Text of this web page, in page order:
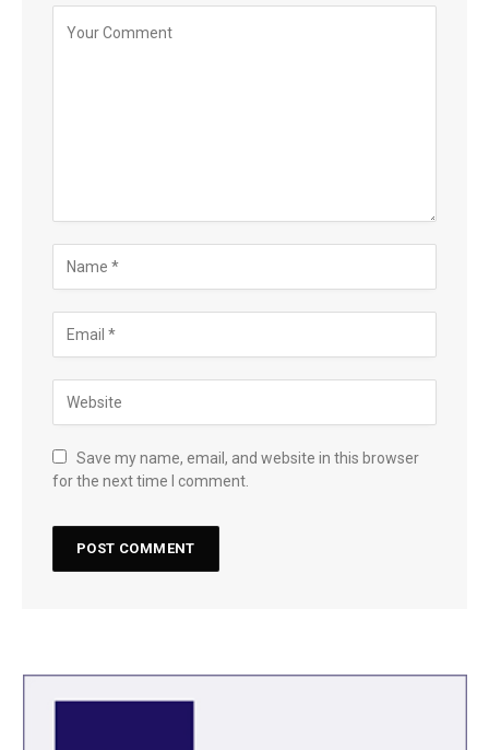
Save my name, email, and website in this browser
for the next time I comment.